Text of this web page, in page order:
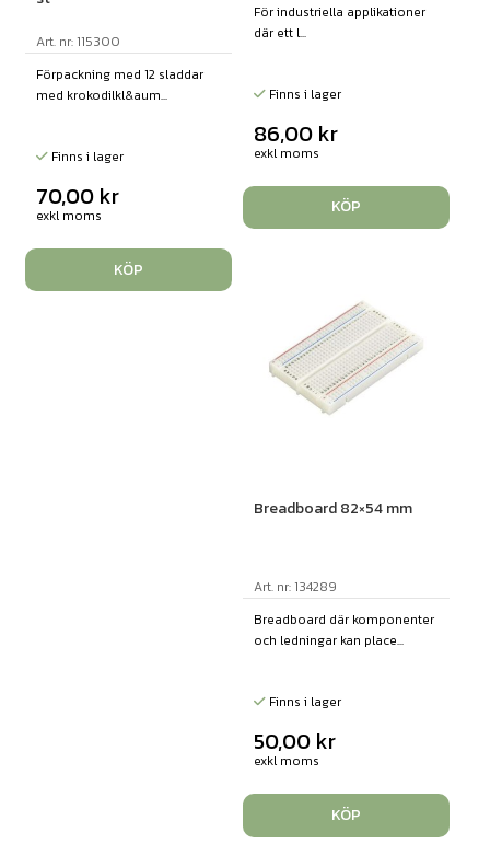
Art. nr: 115300
Förpackning med 12 sladdar
med krokodilkl&aum...
Finns i lager
70,00 kr
exkl moms
KÖP
För industriella applikationer
där ett l...
Finns i lager
86,00 kr
exkl moms
KÖP
Breadboard 82×54 mm
Art. nr: 134289
Breadboard där komponenter
och ledningar kan place...
Finns i lager
50,00 kr
exkl moms
KÖP